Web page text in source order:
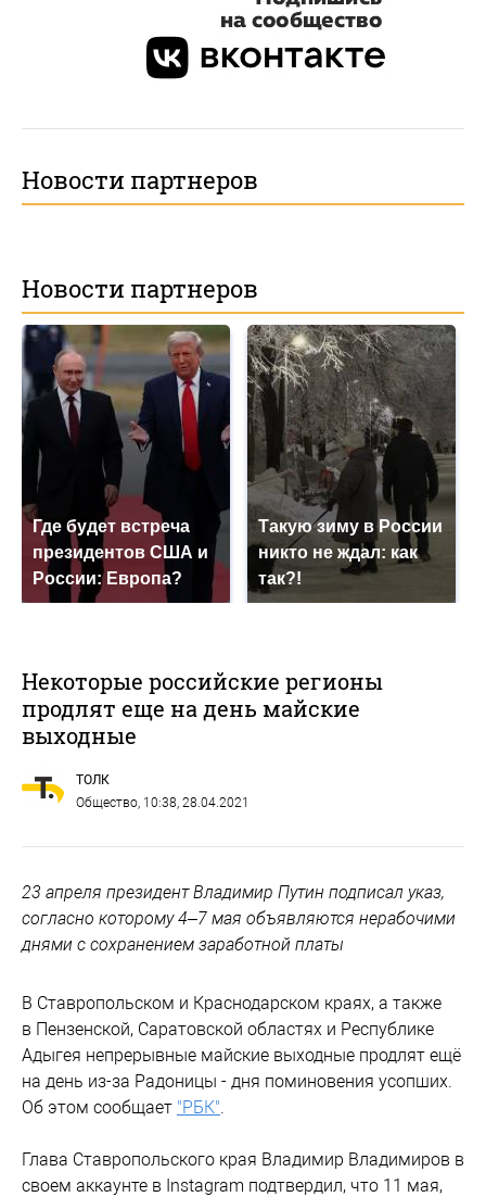
Новости партнеров
Новости партнеров
Где будет встреча
президентов США и
России: Европа?
Такую зиму в России
никто не ждал: как
так?!
Некоторые российские регионы
продлят еще на день майские
выходные
ТОЛК
Общество, 10:38, 28.04.2021
23 апреля президент Владимир Путин подписал указ,
согласно которому 4–7 мая объявляются нерабочими
днями с сохранением заработной платы
В Ставропольском и Краснодарском краях, а также
в Пензенской, Саратовской областях и Республике
Адыгея непрерывные майские выходные продлят ещё
на день из-за Радоницы - дня поминовения усопших.
Об этом сообщает "РБК".
Глава Ставропольского края Владимир Владимиров в
своем аккаунте в Instagram подтвердил, что 11 мая,